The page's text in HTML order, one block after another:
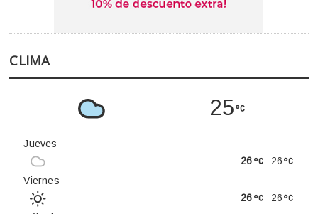
CLIMA
25
Jueves
26
26
Viernes
26
26